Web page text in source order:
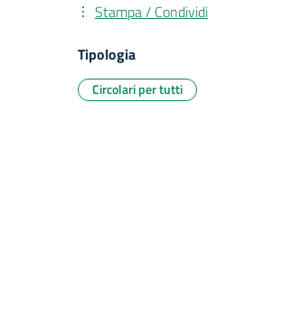
Stampa / Condividi
Tipologia
Circolari per tutti